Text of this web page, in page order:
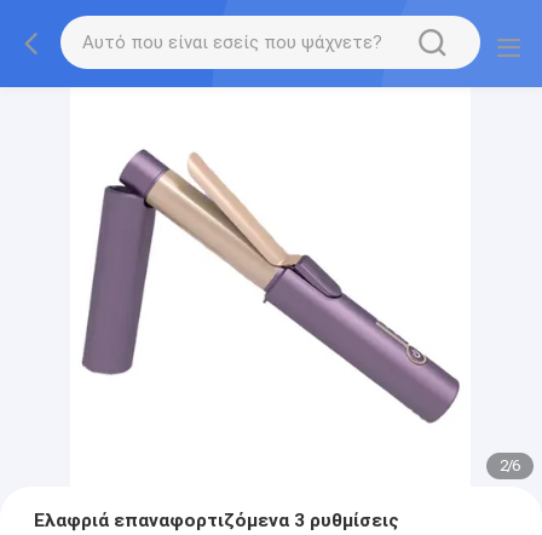
2/6
Ελαφριά επαναφορτιζόμενα 3 ρυθμίσεις